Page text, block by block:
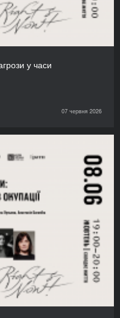
у часи
07 червня 2026